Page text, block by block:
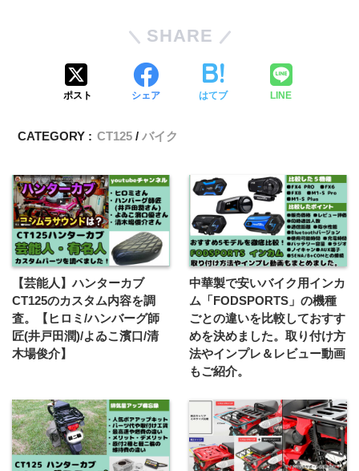
SHARE
ポスト シェア はてブ LINE
CATEGORY : CT125 バイク
【芸能人】ハンターカブ
CT125のカスタム内容を調
査。【ヒロミ/ハンバーグ師
匠(井戸田潤)/よゐこ濱口/清
木場俊介】
中華製で安いバイク用インカ
ム「FODSPORTS」の機種
ごとの違いを比較しておすす
めを決めました。取り付け方
法やインプレ＆レビュー動画
もご紹介。